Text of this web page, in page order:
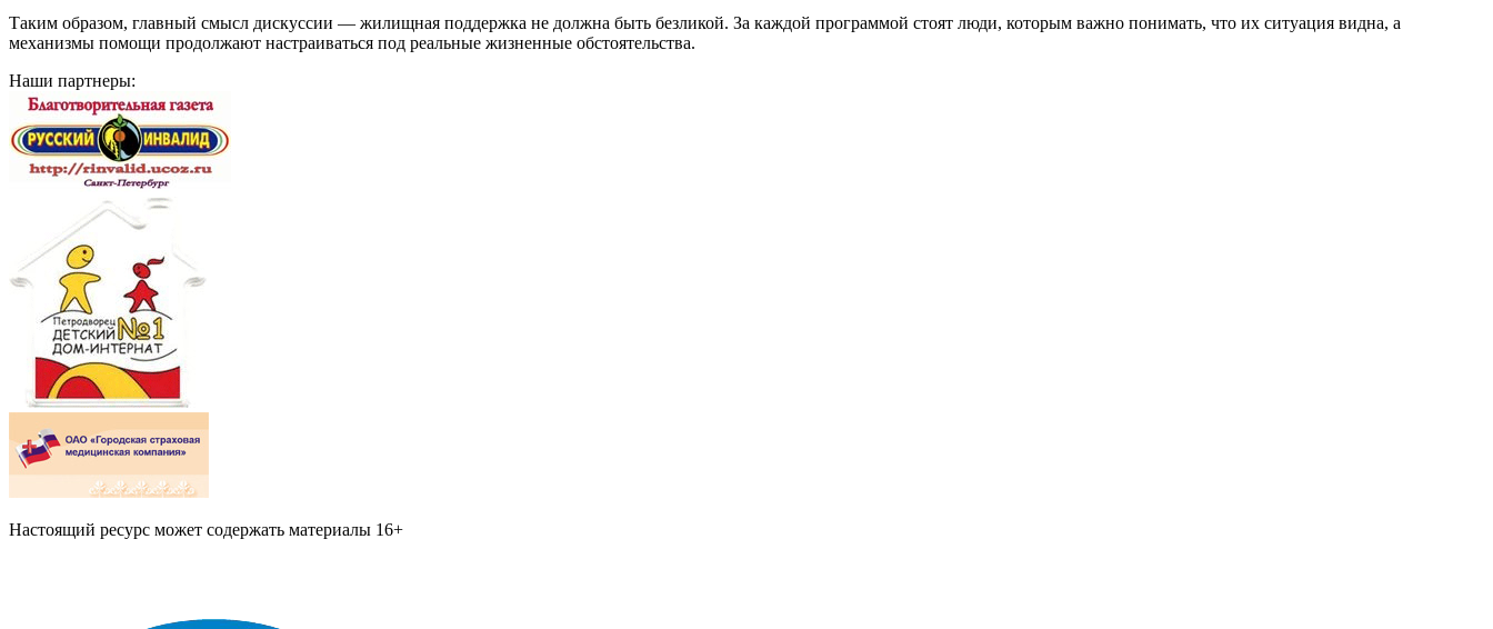
Таким образом, главный смысл дискуссии — жилищная поддержка не должна быть безликой. За каждой программой стоят люди, которым важно понимать, что их ситуация видна, а
механизмы помощи продолжают настраиваться под реальные жизненные обстоятельства.
Наши партнеры:
Настоящий ресурс может содержать материалы 16+